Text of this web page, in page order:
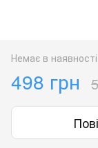
Немає в наявності
498 грн